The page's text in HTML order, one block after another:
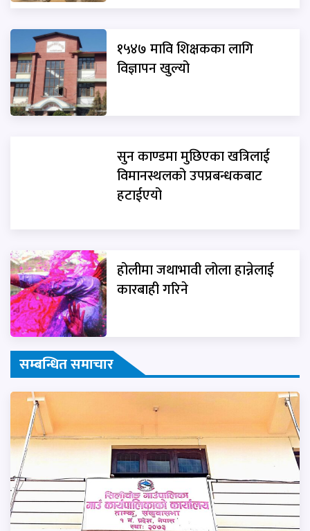
१५४७ मावि शिक्षकका लागि
विज्ञापन खुल्यो
सुन काण्डमा मुछिएका खत्रिलाई
विमानस्थलको उपप्रबन्धकबाट
हटाईएयो
होलीमा जथाभावी लोला हान्नेलाई
कारबाही गरिने
सम्बन्धित समाचार